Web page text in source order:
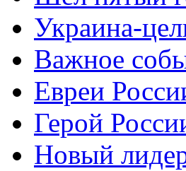
Украина-
Важное
Евреи
Герой
Новый